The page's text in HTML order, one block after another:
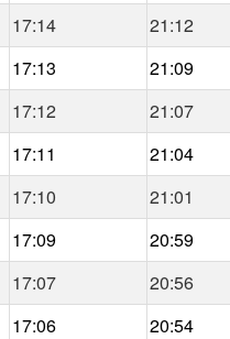
17:14 21:12
17:13 21:09
17:12 21:07
17:11 21:04
17:10 21:01
17:09 20:59
17:07 20:56
17:06 20:54